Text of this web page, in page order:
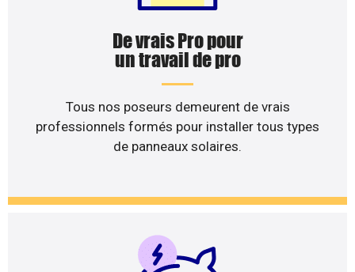
De vrais Pro pour
un travail de pro
Tous nos poseurs demeurent de vrais
professionnels formés pour installer tous types
de panneaux solaires.